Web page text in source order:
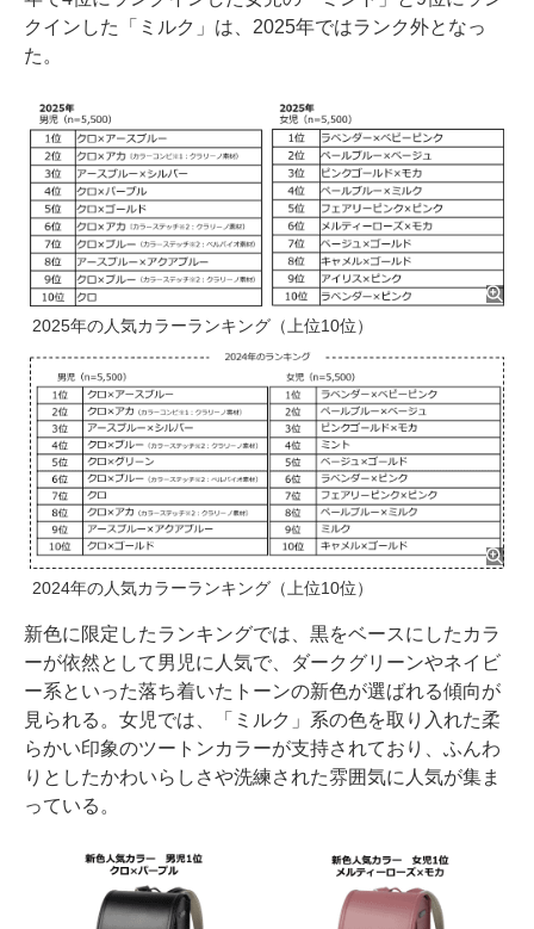
クインした「ミルク」は、2025年ではランク外となっ
た。
2025年の人気カラーランキング（上位10位）
2024年の人気カラーランキング（上位10位）
新色に限定したランキングでは、黒をベースにしたカラ
ーが依然として男児に人気で、ダークグリーンやネイビ
ー系といった落ち着いたトーンの新色が選ばれる傾向が
見られる。女児では、「ミルク」系の色を取り入れた柔
らかい印象のツートンカラーが支持されており、ふんわ
りとしたかわいらしさや洗練された雰囲気に人気が集ま
っている。